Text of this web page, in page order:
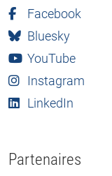
Facebook
Bluesky
YouTube
Instagram
LinkedIn
Partenaires